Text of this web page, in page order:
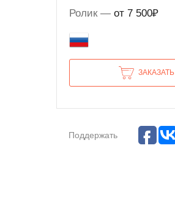
Ролик от 7 500₽
ЗАКАЗАТЬ
Поддержать